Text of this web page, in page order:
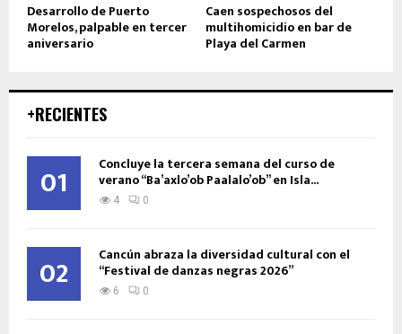
Desarrollo de Puerto
Morelos, palpable en tercer
aniversario
Caen sospechosos del
multihomicidio en bar de
Playa del Carmen
+RECIENTES
01 Concluye la tercera semana del curso de
verano “Ba’axlo’ob Paalalo’ob” en Isla...
4 0
02 Cancún abraza la diversidad cultural con el
“Festival de danzas negras 2026”
6 0